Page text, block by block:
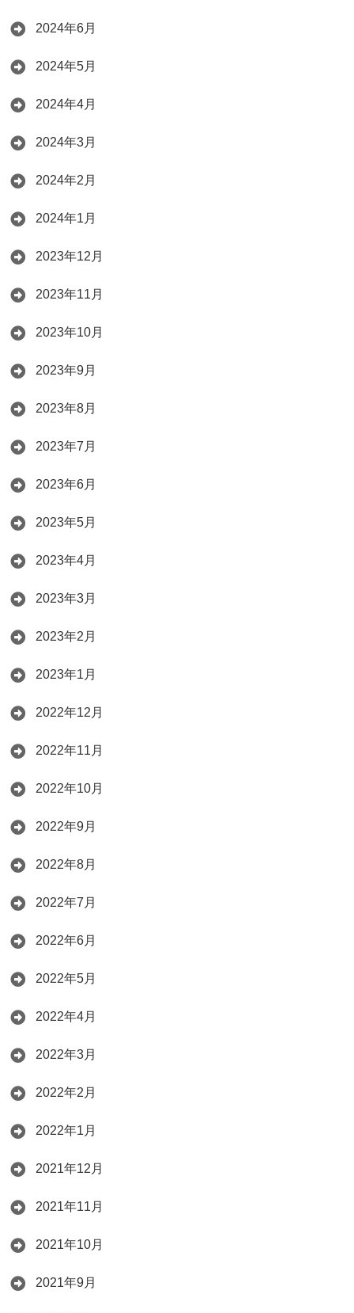
2024年6月
2024年5月
2024年4月
2024年3月
2024年2月
2024年1月
2023年12月
2023年11月
2023年10月
2023年9月
2023年8月
2023年7月
2023年6月
2023年5月
2023年4月
2023年3月
2023年2月
2023年1月
2022年12月
2022年11月
2022年10月
2022年9月
2022年8月
2022年7月
2022年6月
2022年5月
2022年4月
2022年3月
2022年2月
2022年1月
2021年12月
2021年11月
2021年10月
2021年9月